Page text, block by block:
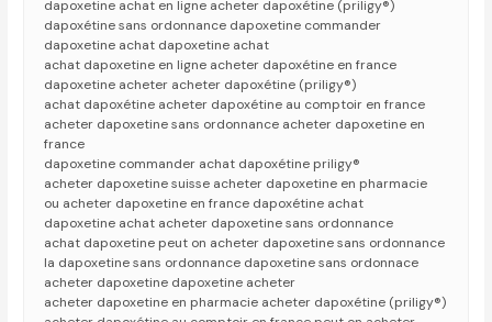
dapoxetine achat en ligne acheter dapoxétine (priligy®)
dapoxétine sans ordonnance dapoxetine commander
dapoxetine achat dapoxetine achat
achat dapoxetine en ligne acheter dapoxétine en france
dapoxetine acheter acheter dapoxétine (priligy®)
achat dapoxétine acheter dapoxétine au comptoir en france
acheter dapoxetine sans ordonnance acheter dapoxetine en
france
dapoxetine commander achat dapoxétine priligy®
acheter dapoxetine suisse acheter dapoxetine en pharmacie
ou acheter dapoxetine en france dapoxétine achat
dapoxetine achat acheter dapoxetine sans ordonnance
achat dapoxetine peut on acheter dapoxetine sans ordonnance
la dapoxetine sans ordonnance dapoxetine sans ordonnace
acheter dapoxetine dapoxetine acheter
acheter dapoxetine en pharmacie acheter dapoxétine (priligy®)